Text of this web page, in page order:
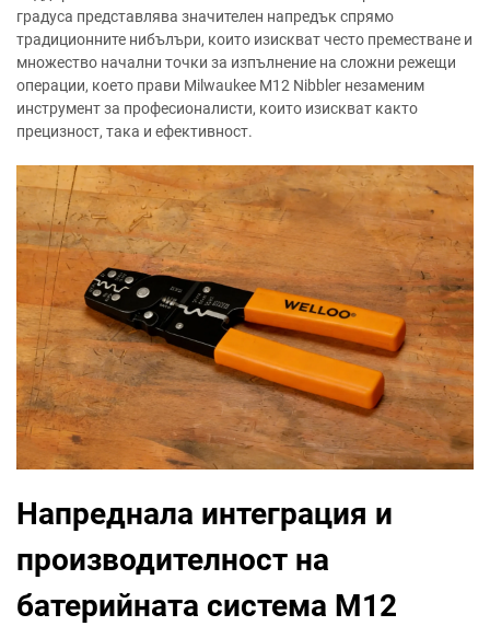
градуса представлява значителен напредък спрямо
традиционните нибълъри, които изискват често преместване и
множество начални точки за изпълнение на сложни режещи
операции, което прави Milwaukee M12 Nibbler незаменим
инструмент за професионалисти, които изискват както
прецизност, така и ефективност.
Напреднала интеграция и
производителност на
батерийната система M12